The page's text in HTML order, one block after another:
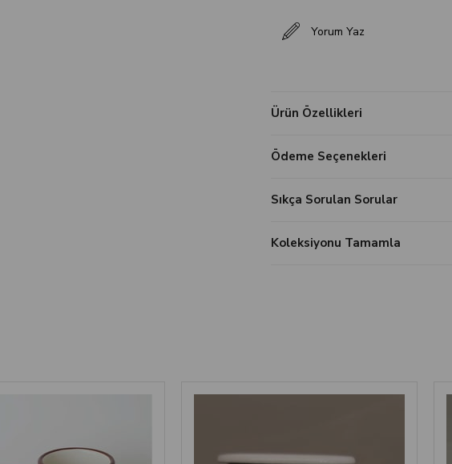
Yorum Yaz
Ürün Özellikleri
Ödeme Seçenekleri
Sıkça Sorulan Sorular
Koleksiyonu Tamamla